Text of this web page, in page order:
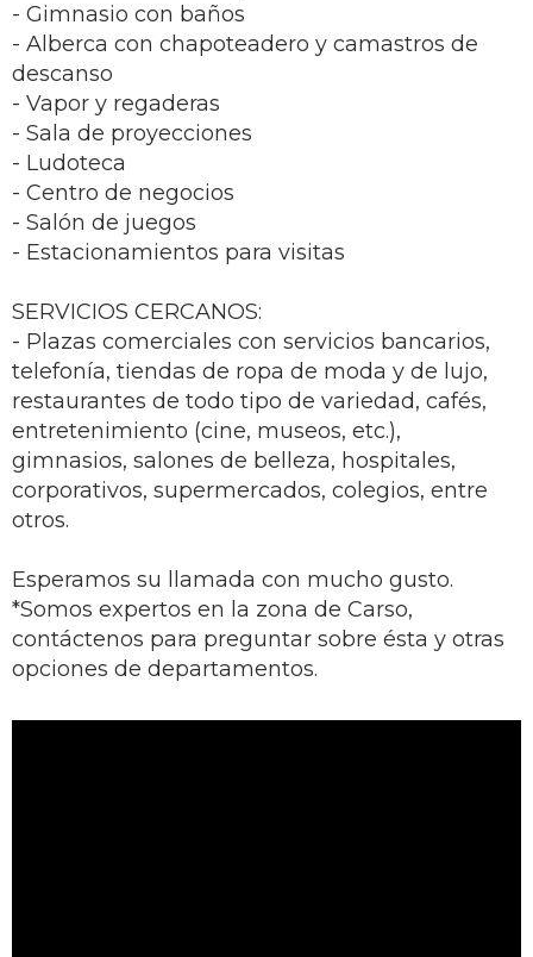
- Gimnasio con baños
- Alberca con chapoteadero y camastros de
descanso
- Vapor y regaderas
- Sala de proyecciones
- Ludoteca
- Centro de negocios
- Salón de juegos
- Estacionamientos para visitas
SERVICIOS CERCANOS:
- Plazas comerciales con servicios bancarios,
telefonía, tiendas de ropa de moda y de lujo,
restaurantes de todo tipo de variedad, cafés,
entretenimiento (cine, museos, etc.),
gimnasios, salones de belleza, hospitales,
corporativos, supermercados, colegios, entre
otros.
Esperamos su llamada con mucho gusto.
*Somos expertos en la zona de Carso,
contáctenos para preguntar sobre ésta y otras
opciones de departamentos.